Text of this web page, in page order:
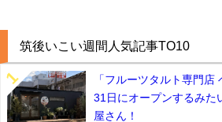
筑後いこい週間人気記事TO10
「フルーツタルト専門店
31日にオープンするみた
屋さん！